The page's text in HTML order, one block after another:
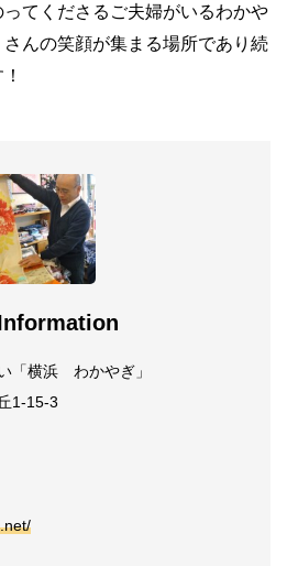
てくださるご夫婦がいるわかや
んの笑顔が集まる場所であり続
横浜 わかやぎ」
1-15-3